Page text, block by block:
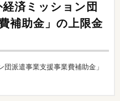
済ミッション団
補助金」の上限金
派遣事業支援事業費補助金」